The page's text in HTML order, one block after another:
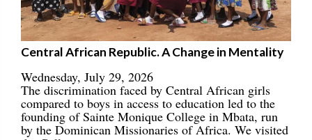
Central African Republic. A Change in Mentality
Wednesday, July 29, 2026
The discrimination faced by Central African girls
compared to boys in access to education led to the
founding of Sainte Monique College in Mbata, run
by the Dominican Missionaries of Africa. We visited